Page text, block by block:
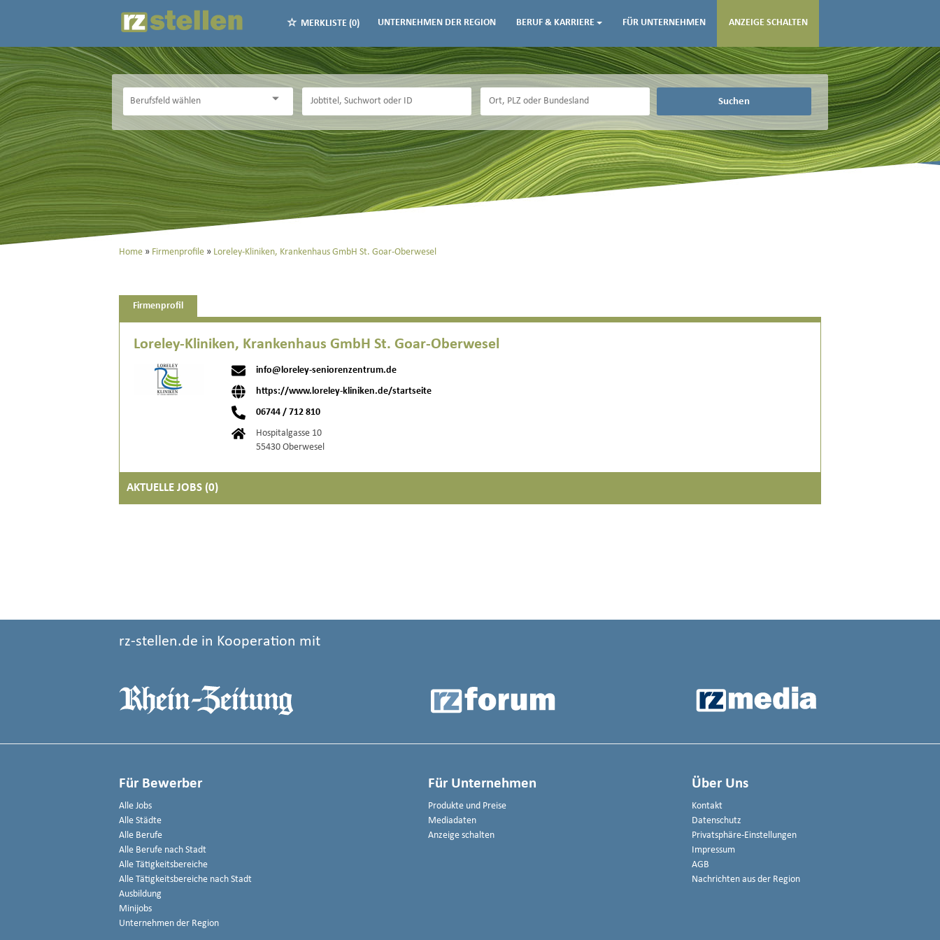
MERKLISTE (0) UNTERNEHMEN DER REGION BERUF & KARRIERE FÜR UNTERNEHMEN ANZEIGE SCHALTEN
Suchen
Home Firmenprofile Loreley-Kliniken, Krankenhaus GmbH St. Goar-Oberwesel
Firmenprofil
Loreley-Kliniken, Krankenhaus GmbH St. Goar-Oberwesel
info@loreley-seniorenzentrum.de
https://www.loreley-kliniken.de/startseite
06744 / 712 810
Hospitalgasse 10
55430 Oberwesel
AKTUELLE JOBS (0)
rz-stellen.de in Kooperation mit
Für Bewerber
Alle Jobs
Alle Städte
Alle Berufe
Alle Berufe nach Stadt
Alle Tätigkeitsbereiche
Alle Tätigkeitsbereiche nach Stadt
Ausbildung
Minijobs
Unternehmen der Region
Für Unternehmen
Produkte und Preise
Mediadaten
Anzeige schalten
Über Uns
Kontakt
Datenschutz
Privatsphäre-Einstellungen
Impressum
AGB
Nachrichten aus der Region